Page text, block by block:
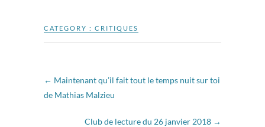
CATEGORY : CRITIQUES
← Maintenant qu’il fait tout le temps nuit sur toi
de Mathias Malzieu
Club de lecture du 26 janvier 2018 →